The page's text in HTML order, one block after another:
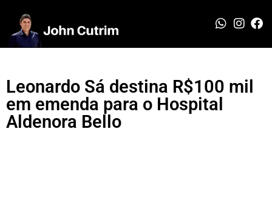
Leonardo Sá destina R$100 mil
em emenda para o Hospital
Aldenora Bello